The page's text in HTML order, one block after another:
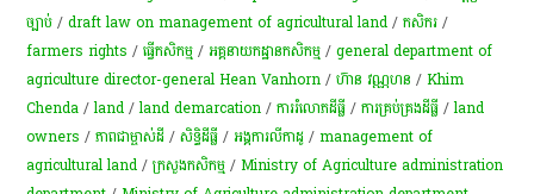
ច្បាប់ /draft law on management of agricultural land /កសិករ /
farmers rights /ធ្វើកសិកម្ម /អគ្គនាយកដ្ឋាន​កសិកម្ម​ /general department of
agriculture director-general Hean Vanhorn /ហ៊ាន វណ្ណហន /Khim
Chenda /land /land demarcation /ការ​រំលោភ​ដីធ្លី​ /ការគ្រប់គ្រង​ដីធ្លី​ /land
owners /ភាពជាម្ចាស់ដី /សិទ្ធិ​ដីធ្លី /អង្គការលីកាដូ /management of
agricultural land /ក្រសួងកសិកម្ម /Ministry of Agriculture administration